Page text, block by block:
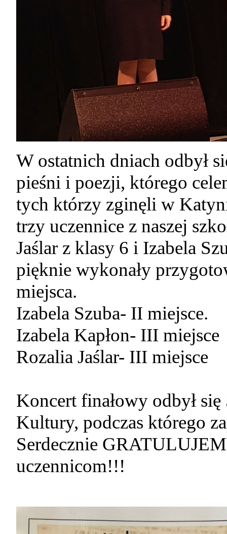
W ostatnich dniach odbył
pieśni i poezji, którego
tych którzy zginęli w
trzy uczennice z naszej
Jaślar z klasy 6 i Izabela
pięknie wykonały
miejsca.
Izabela Szuba- II miejsce.
Izabela Kapłon- III miejsce
Rozalia Jaślar- III miejsce
Koncert finałowy odbył
Kultury, podczas którego
Serdecznie
uczennicom!!!